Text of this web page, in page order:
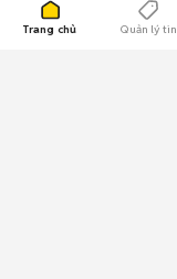
Trang chủ Quản lý tin